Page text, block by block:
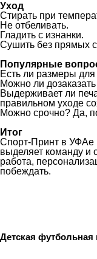
Уход
Стирать при
Не отбеливать.
Гладить с изнанки.
Сушить без прямых
Популярные
Есть ли размеры
Можно ли
Выдерживает ли
правильном уходе
Можно срочно? Да,
Итог
Спорт-Принт в УФАе
выделяет команду и
работа,
побеждать.
Детская